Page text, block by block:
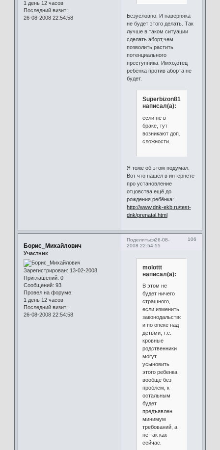
1 день 12 часов
Последний визит:
26-08-2008 22:54:58
Безусловно. И наверняка
не будет этого делать. Так
лучше в таком ситуации
сделать аборт,чем
позволить растить
потенциального
преступника. Имхо,отец
ребёнка против аборта не
будет.
Superbizon81
написал(а):
если не в
браке, тут
возникают доп.
сложности..
Я тоже об этом подумал.
Вот что нашёл в интернете
про установление
отцовства ещё до
рождения ребёнка:
http://www.dnk-ekb.ru/test-
dnk/prenatal.html
Поделиться 106
26-08-
2008 22:54:55
Борис_Михайлович
Участник
Зарегистрирован: 13-02-2008
Приглашений: 0
Сообщений: 93
Провел на форуме:
1 день 12 часов
Последний визит:
26-08-2008 22:54:58
molottt
написал(а):
В этом не
будет ничего
страшного,
если изменить
законодальство
и по опеке над
детьми, т.е.
кровные
родственники
могут
усыновить
этого ребенка
вообще без
проблем, к
остальным
будет
предъявлен
минимум
требований, а
не так как
сейчас.